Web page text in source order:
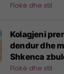
Flokë dhe stil
Kolagjeni
dendur dhe
Shkenca
bëjë vërtet
Flokë dhe stil